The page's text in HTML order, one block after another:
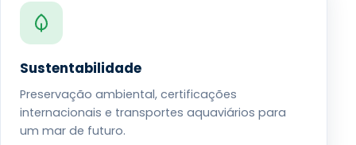
Sustentabilidade
Preservação ambiental, certificações
internacionais e transportes aquaviários para
um mar de futuro.